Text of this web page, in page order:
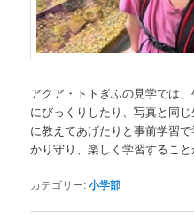
アクア・トトぎふの見学では
にびっくりしたり、写真と同
に教えてあげたりと事前学習
かり守り、楽しく学習すること
カテゴリー:小学部